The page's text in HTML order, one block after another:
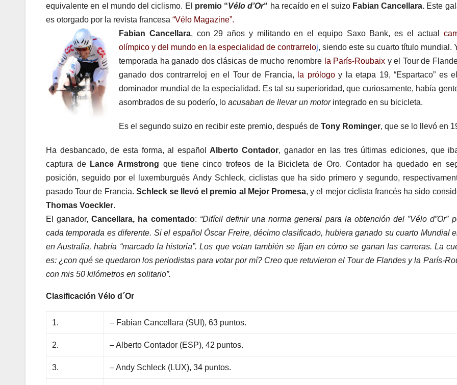
equivalente en el mundo del ciclismo. El premio “Vélo d’Or“ ha recaído en el suizo Fabian Cancellara. Este
es otorgado por la revista francesa “Vélo Magazine”.
Fabian Cancellara, con 29 años y militando en el equipo Saxo Bank, es el actual
olímpico y del mundo en la especialidad de contrarreloj, siendo este su cuarto título mundial.
temporada ha ganado dos clásicas de mucho renombre la París-Roubaix y el Tour de
ganado dos contrarreloj en el Tour de Francia,
la prólogo y la etapa 19, “Espartaco” es
dominador mundial de la especialidad. Es tal su superioridad, que curiosamente, había
asombrados de su poderío, lo acusaban de llevar un motor integrado en su bicicleta.
Es el segundo suizo en recibir este premio, después de Tony Rominger, que se lo llevó en
Ha desbancado, de esta forma, al español Alberto Contador, ganador en las tres últimas ediciones, que
captura de Lance Armstrong que tiene cinco trofeos de la Bicicleta de Oro. Contador ha quedado en
posición, seguido por el luxemburgués Andy Schleck, ciclistas que ha sido primero y segundo,
pasado Tour de Francia. Schleck se llevó el premio al Mejor Promesa, y el mejor ciclista francés ha sido
Thomas Voeckler.
El ganador,Cancellara, ha comentado: “Difícil definir una norma general para la obtención del ”Vélo d”Or”
cada temporada es diferente. Si el español Óscar Freire, décimo clasificado, hubiera ganado su cuarto Mundial
en Australia, habría “marcado la historia”. Los que votan también se fijan en cómo se ganan las carreras. La
es: ¿con qué se quedaron los periodistas para votar por mí? Creo que retuvieron el Tour de Flandes y la París-
con mis 50 kilómetros en solitario”.
Clasificación Vélo d´Or
1. – Fabian Cancellara (SUI), 63 puntos.
2. – Alberto Contador (ESP), 42 puntos.
3. – Andy Schleck (LUX), 34 puntos.